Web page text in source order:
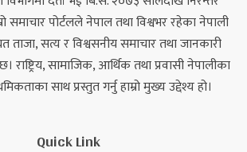
समाचार पोर्टलले नेपाल तथा विश्वभर रहेका नेपाली
ताजा, सत्य र विश्वसनीय समाचार तथा जानकारी
सामाजिक, आर्थिक तथा प्रवासी नेपालीका
साथ प्रस्तुत गर्नु हाम्रो मुख्य उद्देश्य हो।
Quick Link